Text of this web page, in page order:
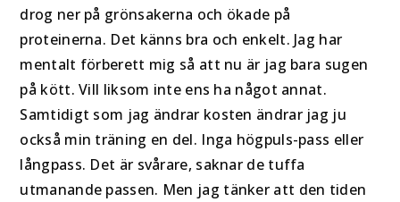
drog ner på grönsakerna och ökade på
proteinerna. Det känns bra och enkelt. Jag har
mentalt förberett mig så att nu är jag bara sugen
på kött. Vill liksom inte ens ha något annat.
Samtidigt som jag ändrar kosten ändrar jag ju
också min träning en del. Inga högpuls-pass eller
långpass. Det är svårare, saknar de tuffa
utmanande passen. Men jag tänker att den tiden